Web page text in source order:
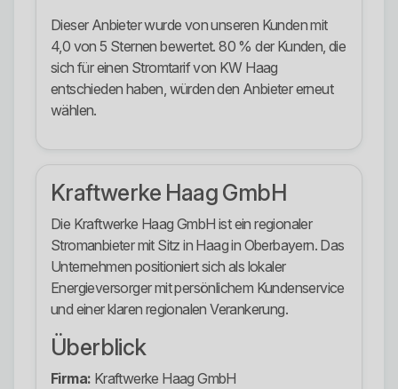
Dieser Anbieter wurde von unseren Kunden mit
4,0 von 5 Sternen bewertet. 80 % der Kunden, die
sich für einen Stromtarif von KW Haag
entschieden haben, würden den Anbieter erneut
wählen.
Kraftwerke Haag GmbH
Die Kraftwerke Haag GmbH ist ein regionaler
Stromanbieter mit Sitz in Haag in Oberbayern. Das
Unternehmen positioniert sich als lokaler
Energieversorger mit persönlichem Kundenservice
und einer klaren regionalen Verankerung.
Überblick
Firma: Kraftwerke Haag GmbH